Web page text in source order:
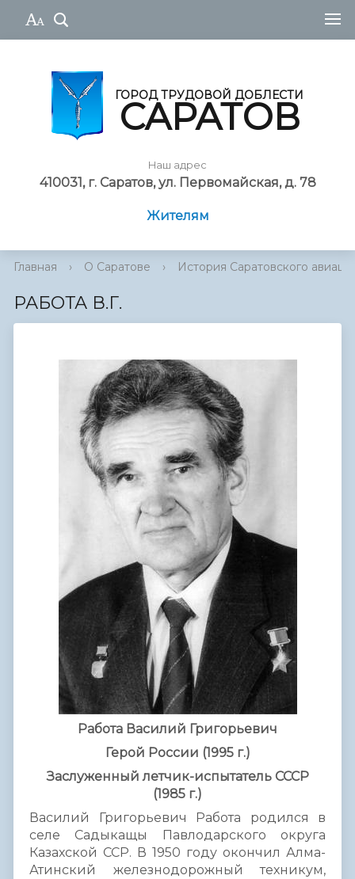
ГОРОД ТРУДОВОЙ ДОБЛЕСТИ
САРАТОВ
Наш адрес
410031, г. Саратов, ул. Первомайская, д. 78
Жителям
Главная › О Саратове › История Саратовского
РАБОТА В.Г.
Работа Василий Григорьевич
Герой России (1995 г.)
Заслуженный летчик-испытатель СССР
(1985 г.)
Василий Григорьевич Работа родился в
селе Садыкащы Павлодарского округа
Казахской ССР. В 1950 году окончил Алма-
Атинский железнодорожный техникум,